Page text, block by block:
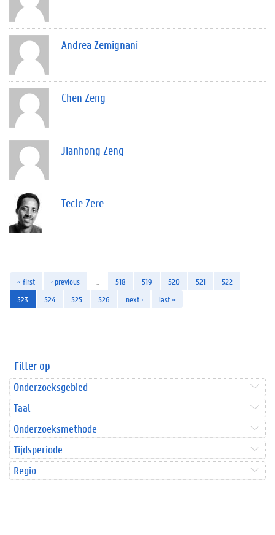
Andrea Zemignani
Chen Zeng
Jianhong Zeng
Tecle Zere
« first ‹ previous 518 519 520 521
522
523
524 525 526 next › last »
Filter op
Onderzoeksgebied
Taal
Onderzoeksmethode
Tijdsperiode
Regio